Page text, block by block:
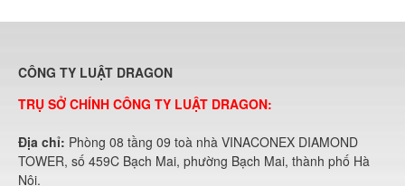
CÔNG TY LUẬT DRAGON
TRỤ SỞ CHÍNH CÔNG TY LUẬT DRAGON:
Địa chỉ: Phòng 08 tầng 09 toà nhà VINACONEX DIAMOND
TOWER, số 459C Bạch Mai, phường Bạch Mai, thành phố Hà
Nội.